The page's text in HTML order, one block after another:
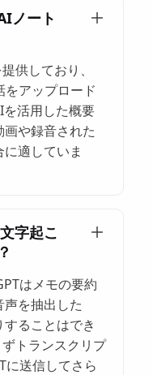
ノート
供しており、
アップロード
活用した概要
や録音された
適していま
字起こ
はメモの要約
を抽出した
ることはでき
トランスクリプ
に送信してさら